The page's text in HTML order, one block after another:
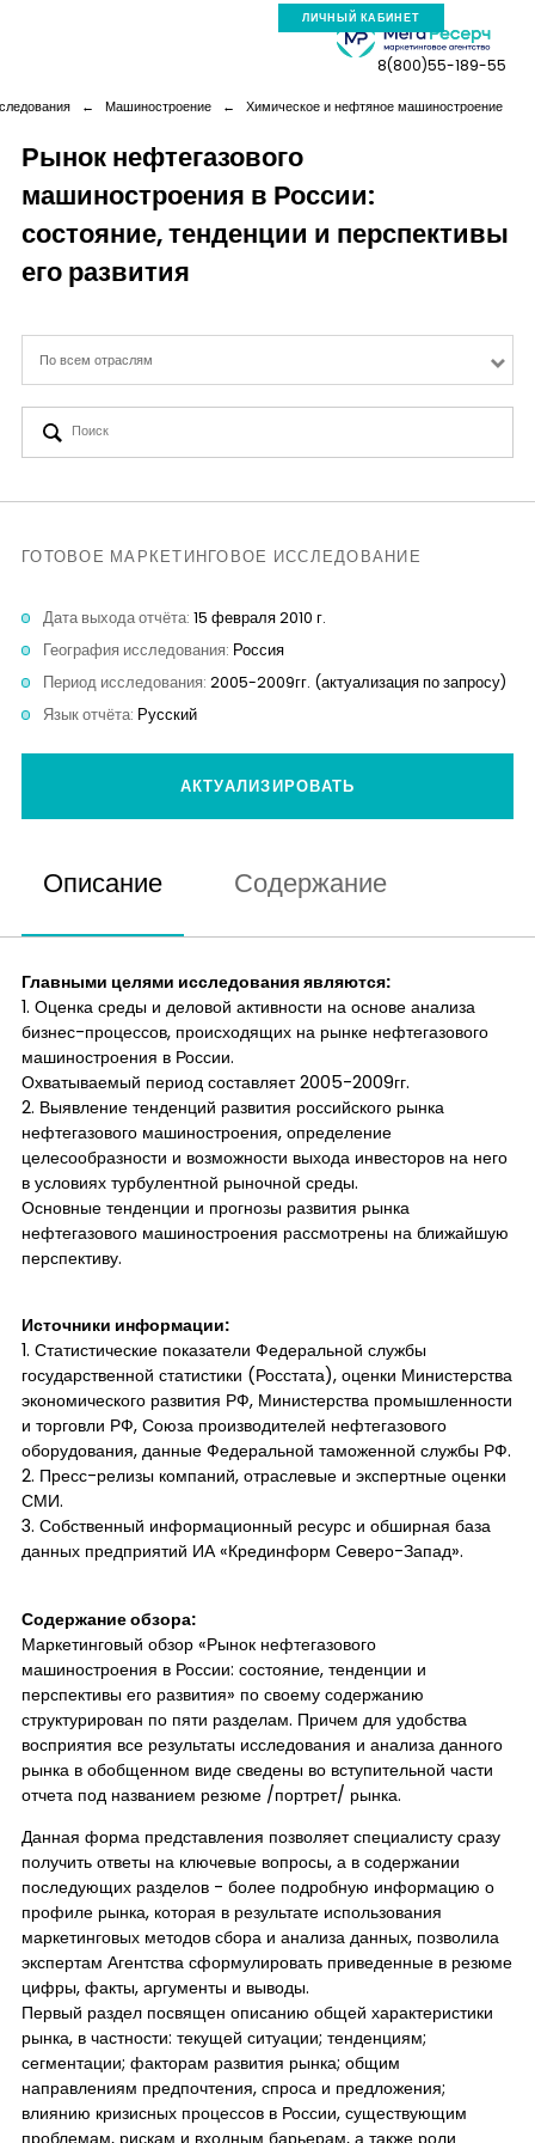
ЛИЧНЫЙ КАБИНЕТ
Компания
Услуги
Новая реальность
Кейсы
Контакты
8(800)55-189-55
← Машиностроение ← Химическое и нефтяное машиностроение
Рынок нефтегазового
машиностроения в России:
состояние, тенденции и перспективы
его развития
По всем отраслям
ГОТОВОЕ МАРКЕТИНГОВОЕ ИССЛЕДОВАНИЕ
Дата выхода отчёта: 15 февраля 2010 г.
География исследования: Россия
Период исследования: 2005-2009гг. (актуализация по запросу)
Язык отчёта: Русский
АКТУАЛИЗИРОВАТЬ
Описание Содержание
Главными целями исследования являются:
1. Оценка среды и деловой активности на основе анализа
бизнес-процессов, происходящих на рынке нефтегазового
машиностроения в России.
Охватываемый период составляет 2005-2009гг.
2. Выявление тенденций развития российского рынка
нефтегазового машиностроения, определение
целесообразности и возможности выхода инвесторов на него
в условиях турбулентной рыночной среды.
Основные тенденции и прогнозы развития рынка
нефтегазового машиностроения рассмотрены на ближайшую
перспективу.
Источники информации:
1. Статистические показатели Федеральной службы
государственной статистики (Росстата), оценки Министерства
экономического развития РФ, Министерства промышленности
и торговли РФ, Союза производителей нефтегазового
оборудования, данные Федеральной таможенной службы РФ.
2. Пресс-релизы компаний, отраслевые и экспертные оценки
СМИ.
3. Собственный информационный ресурс и обширная база
данных предприятий ИА «Крединформ Северо-Запад».
Содержание обзора:
Маркетинговый обзор «Рынок нефтегазового
машиностроения в России: состояние, тенденции и
перспективы его развития» по своему содержанию
структурирован по пяти разделам. Причем для удобства
восприятия все результаты исследования и анализа данного
рынка в обобщенном виде сведены во вступительной части
отчета под названием резюме /портрет/ рынка.
Данная форма представления позволяет специалисту сразу
получить ответы на ключевые вопросы, а в содержании
последующих разделов - более подробную информацию о
профиле рынка, которая в результате использования
маркетинговых методов сбора и анализа данных, позволила
экспертам Агентства сформулировать приведенные в резюме
цифры, факты, аргументы и выводы.
Первый раздел посвящен описанию общей характеристики
рынка, в частности: текущей ситуации; тенденциям;
сегментации; факторам развития рынка; общим
направлениям предпочтения, спроса и предложения;
влиянию кризисных процессов в России, существующим